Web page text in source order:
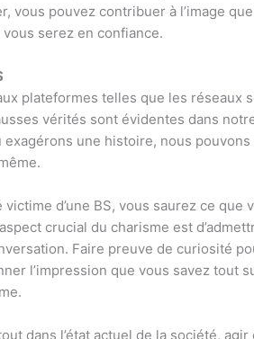
vous pouvez contribuer à l’image
vous serez en confiance.
plateformes telles que les réseaux
vérités sont évidentes dans
une histoire, nous pouvons
d’une BS, vous saurez ce
crucial du charisme est
Faire preuve de curiosité
l’impression que vous savez tout
dans l’état actuel de la société,